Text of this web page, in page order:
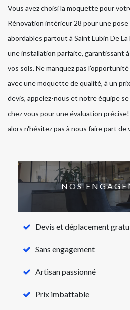
Vous avez choisi la moquette pour
Rénovation intérieur 28 pour une
abordables partout à Saint Lubin De
une installation parfaite, garantissant
vos sols. Ne manquez pas
avec une moquette de qualité, à un
devis, appelez-nous et notre équipe
chez vous pour une évaluation
alors n'hésitez pas à nous faire part
NOS
Devis et déplacement
Sans engagement
Artisan passionné
Prix imbattable